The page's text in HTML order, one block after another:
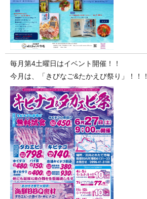
毎月第4土曜日はイベント開催！！
今月は、「きびなご&たかえび祭り」！！！